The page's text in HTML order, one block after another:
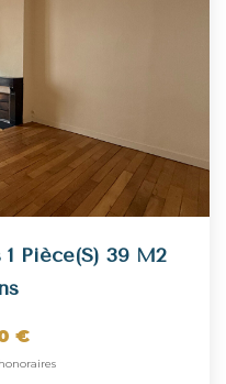
Pièce(s) 39 M2
€